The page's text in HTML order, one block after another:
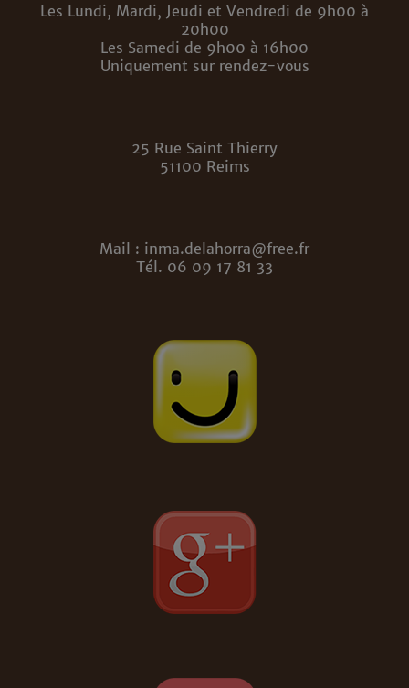
Les Lundi, Mardi, Jeudi et Vendredi de 9h00 à
20h00
Les Samedi de 9h00 à 16h00
Uniquement sur rendez-vous
25 Rue Saint Thierry
51100 Reims
Mail : inma.delahorra@free.fr
Tél. 06 09 17 81 33